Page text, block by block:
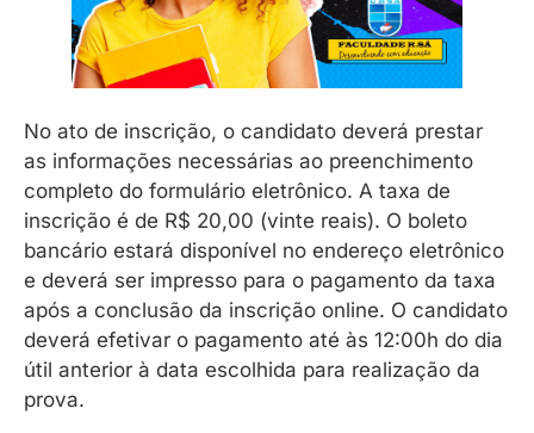
No ato de inscrição, o candidato deverá prestar
as informações necessárias ao preenchimento
completo do formulário eletrônico. A taxa de
inscrição é de R$ 20,00 (vinte reais). O boleto
bancário estará disponível no endereço eletrônico
e deverá ser impresso para o pagamento da taxa
após a conclusão da inscrição online. O candidato
deverá efetivar o pagamento até às 12:00h do dia
útil anterior à data escolhida para realização da
prova.